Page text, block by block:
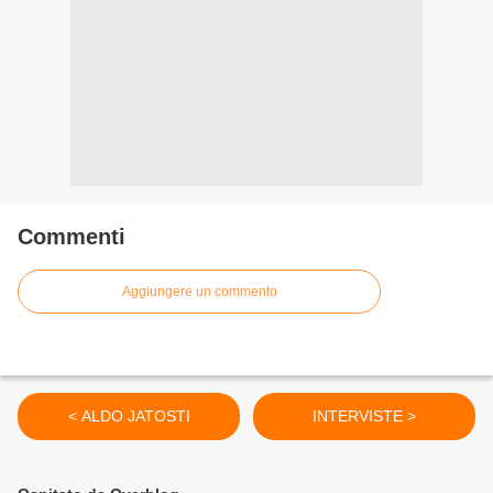
Commenti
Aggiungere un commento
< ALDO JATOSTI INTERVISTE >